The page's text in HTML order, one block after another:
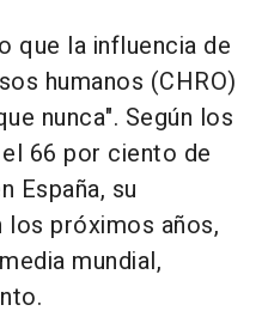
que la influencia de
humanos (CHRO)
nunca". Según los
66 por ciento de
España, su
los próximos años,
mundial,